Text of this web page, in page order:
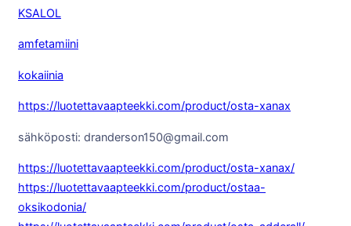
KSALOL
amfetamiini
kokaiinia
https://luotettavaapteekki.com/product/osta-xanax
sähköposti: dranderson150@gmail.com
https://luotettavaapteekki.com/product/osta-xanax/
https://luotettavaapteekki.com/product/ostaa-
oksikodonia/